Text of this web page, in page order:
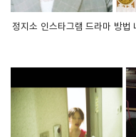
정지소 인스타그램 드라마 방법